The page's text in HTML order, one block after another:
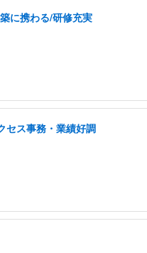
に携わる/研修充実
セス事務・業績好調